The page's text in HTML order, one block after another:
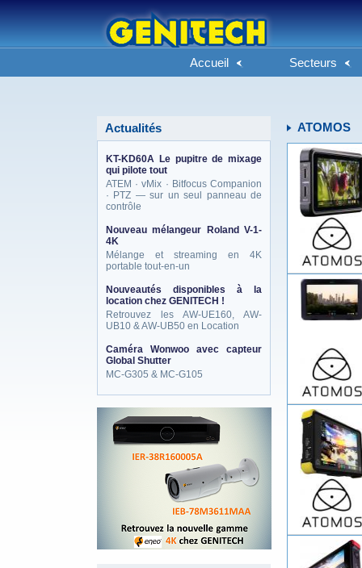
Accueil Secteurs
Actualités
KT-KD60A Le pupitre de mixage
qui pilote tout
ATEM · vMix · Bitfocus Companion
· PTZ — sur un seul panneau de
contrôle
Nouveau mélangeur Roland V-1-
4K
Mélange et streaming en 4K
portable tout-en-un
Nouveautés disponibles à la
location chez GENITECH !
Retrouvez les AW-UE160, AW-
UB10 & AW-UB50 en Location
Caméra Wonwoo avec capteur
Global Shutter
MC-G305 & MC-G105
ATOMOS